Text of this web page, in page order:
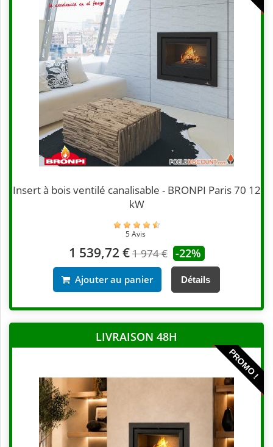
Insert à bois ventilé canalisable - BRONPI Paris 70 12
kW
5 Avis
1 539,72 €1 974 € -22%
Ajouter au panier Détails
LIVRAISON 48H
PROMO !